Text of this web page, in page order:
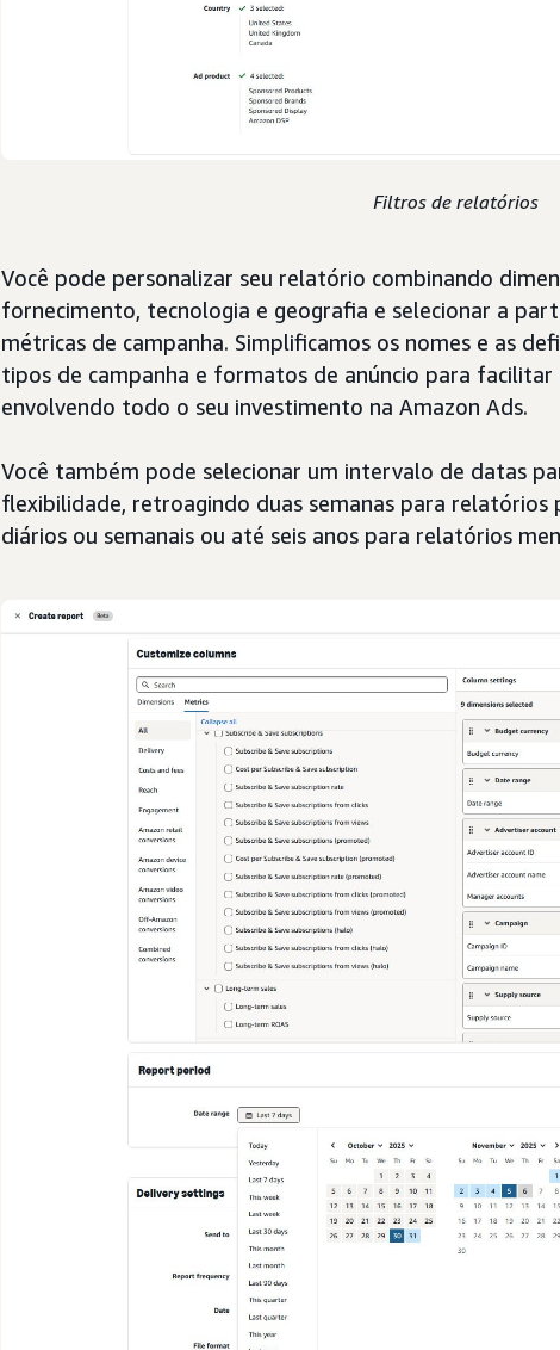
Filtros de relatórios
Você pode personalizar seu relatório combinando
fornecimento, tecnologia e geografia e selecionar a
métricas de campanha. Simplificamos os nomes e as
tipos de campanha e formatos de anúncio para
envolvendo todo o seu investimento na Amazon Ads.
Você também pode selecionar um intervalo de datas
flexibilidade, retroagindo duas semanas para
diários ou semanais ou até seis anos para relatórios